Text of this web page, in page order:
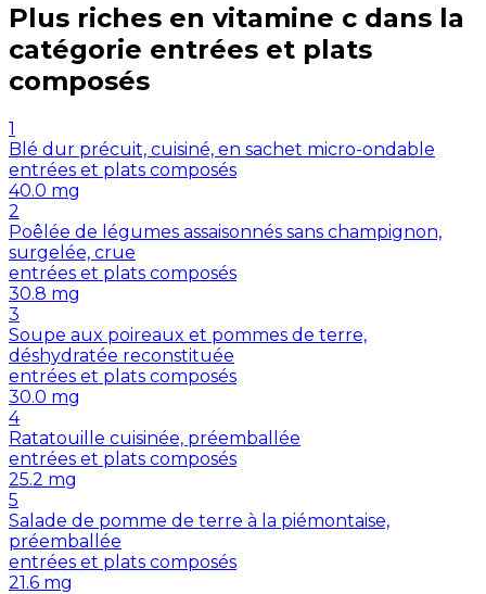
Plus riches en vitamine c dans la
catégorie entrées et plats
composés
1
Blé dur précuit, cuisiné, en sachet micro-ondable
entrées et plats composés
40.0 mg
2
Poêlée de légumes assaisonnés sans champignon,
surgelée, crue
entrées et plats composés
30.8 mg
3
Soupe aux poireaux et pommes de terre,
déshydratée reconstituée
entrées et plats composés
30.0 mg
4
Ratatouille cuisinée, préemballée
entrées et plats composés
25.2 mg
5
Salade de pomme de terre à la piémontaise,
préemballée
entrées et plats composés
21.6 mg